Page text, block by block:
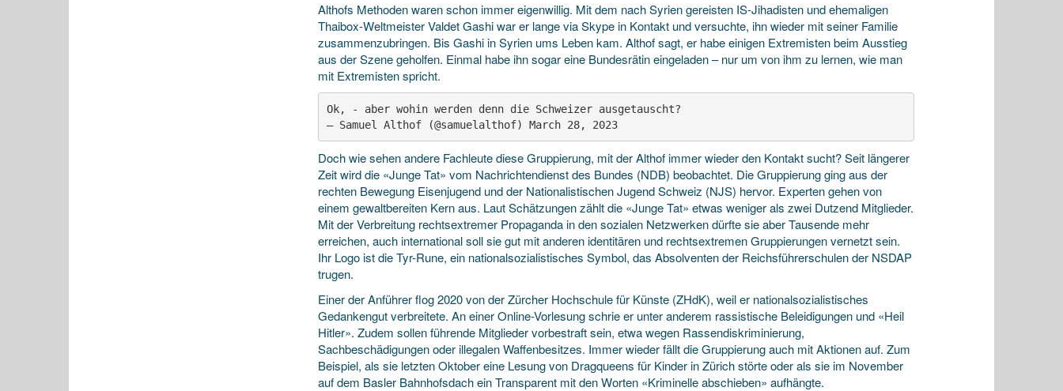
Althofs Methoden waren schon immer eigenwillig. Mit dem nach Syrien gereisten IS-Jihadisten und ehemaligen
Thaibox-Weltmeister Valdet Gashi war er lange via Skype in Kontakt und versuchte, ihn wieder mit seiner Familie
zusammenzubringen. Bis Gashi in Syrien ums Leben kam. Althof sagt, er habe einigen Extremisten beim Ausstieg
aus der Szene geholfen. Einmal habe ihn sogar eine Bundesrätin eingeladen – nur um von ihm zu lernen, wie man
mit Extremisten spricht.
Ok, - aber wohin werden denn die Schweizer ausgetauscht?
— Samuel Althof (@samuelalthof) March 28, 2023
Doch wie sehen andere Fachleute diese Gruppierung, mit der Althof immer wieder den Kontakt sucht? Seit längerer
Zeit wird die «Junge Tat» vom Nachrichtendienst des Bundes (NDB) beobachtet. Die Gruppierung ging aus der
rechten Bewegung Eisenjugend und der Nationalistischen Jugend Schweiz (NJS) hervor. Experten gehen von
einem gewaltbereiten Kern aus. Laut Schätzungen zählt die «Junge Tat» etwas weniger als zwei Dutzend Mitglieder.
Mit der Verbreitung rechtsextremer Propaganda in den sozialen Netzwerken dürfte sie aber Tausende mehr
erreichen, auch international soll sie gut mit anderen identitären und rechtsextremen Gruppierungen vernetzt sein.
Ihr Logo ist die Tyr-Rune, ein nationalsozialistisches Symbol, das Absolventen der Reichsführerschulen der NSDAP
trugen.
Einer der Anführer flog 2020 von der Zürcher Hochschule für Künste (ZHdK), weil er nationalsozialistisches
Gedankengut verbreitete. An einer Online-Vorlesung schrie er unter anderem rassistische Beleidigungen und «Heil
Hitler». Zudem sollen führende Mitglieder vorbestraft sein, etwa wegen Rassendiskriminierung,
Sachbeschädigungen oder illegalen Waffenbesitzes. Immer wieder fällt die Gruppierung auch mit Aktionen auf. Zum
Beispiel, als sie letzten Oktober eine Lesung von Dragqueens für Kinder in Zürich störte oder als sie im November
auf dem Basler Bahnhofsdach ein Transparent mit den Worten «Kriminelle abschieben» aufhängte.